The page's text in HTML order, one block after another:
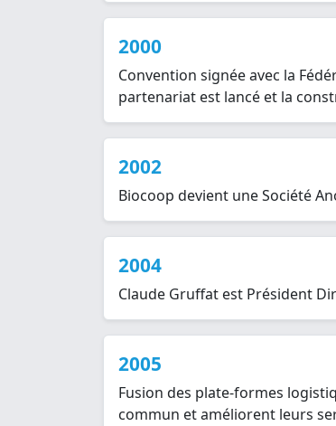
2000
Convention signée avec la
partenariat est lancé et la
2002
Biocoop devient une Société
2004
Claude Gruffat est Président
2005
Fusion des plate-formes
commun et améliorent leurs